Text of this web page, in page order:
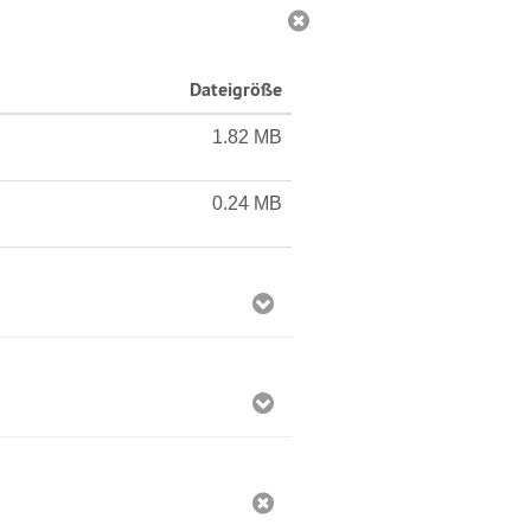
Dateigröße
1.82 MB
0.24 MB